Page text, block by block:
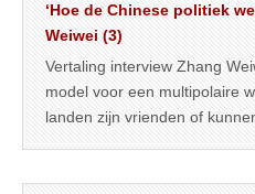
‘Hoe de Chinese politiek
Weiwei (3)
Vertaling interview Zhang
model voor een multipolaire
landen zijn vrienden of